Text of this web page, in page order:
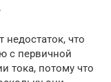
недостаток, что
с первичной
тока, потому что